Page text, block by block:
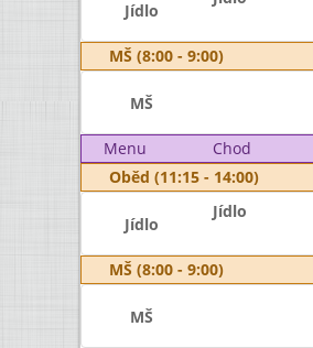
Jídlo
MŠ (8:00 - 9:00)
MŠ
Menu Chod
Oběd (11:15 - 14:00)
Jídlo
Jídlo
MŠ (8:00 - 9:00)
MŠ